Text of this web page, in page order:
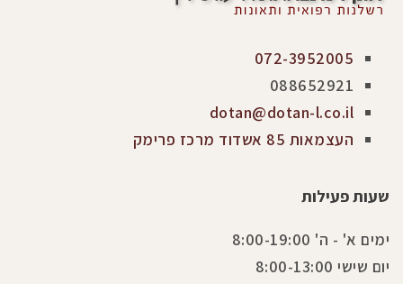
072-3952005
088652921
dotan@dotan-l.co.il
העצמאות 85 אשדוד מרכז פרימק
שעות פעילות
ימים א' - ה' 8:00-19:00
יום שישי 8:00-13:00